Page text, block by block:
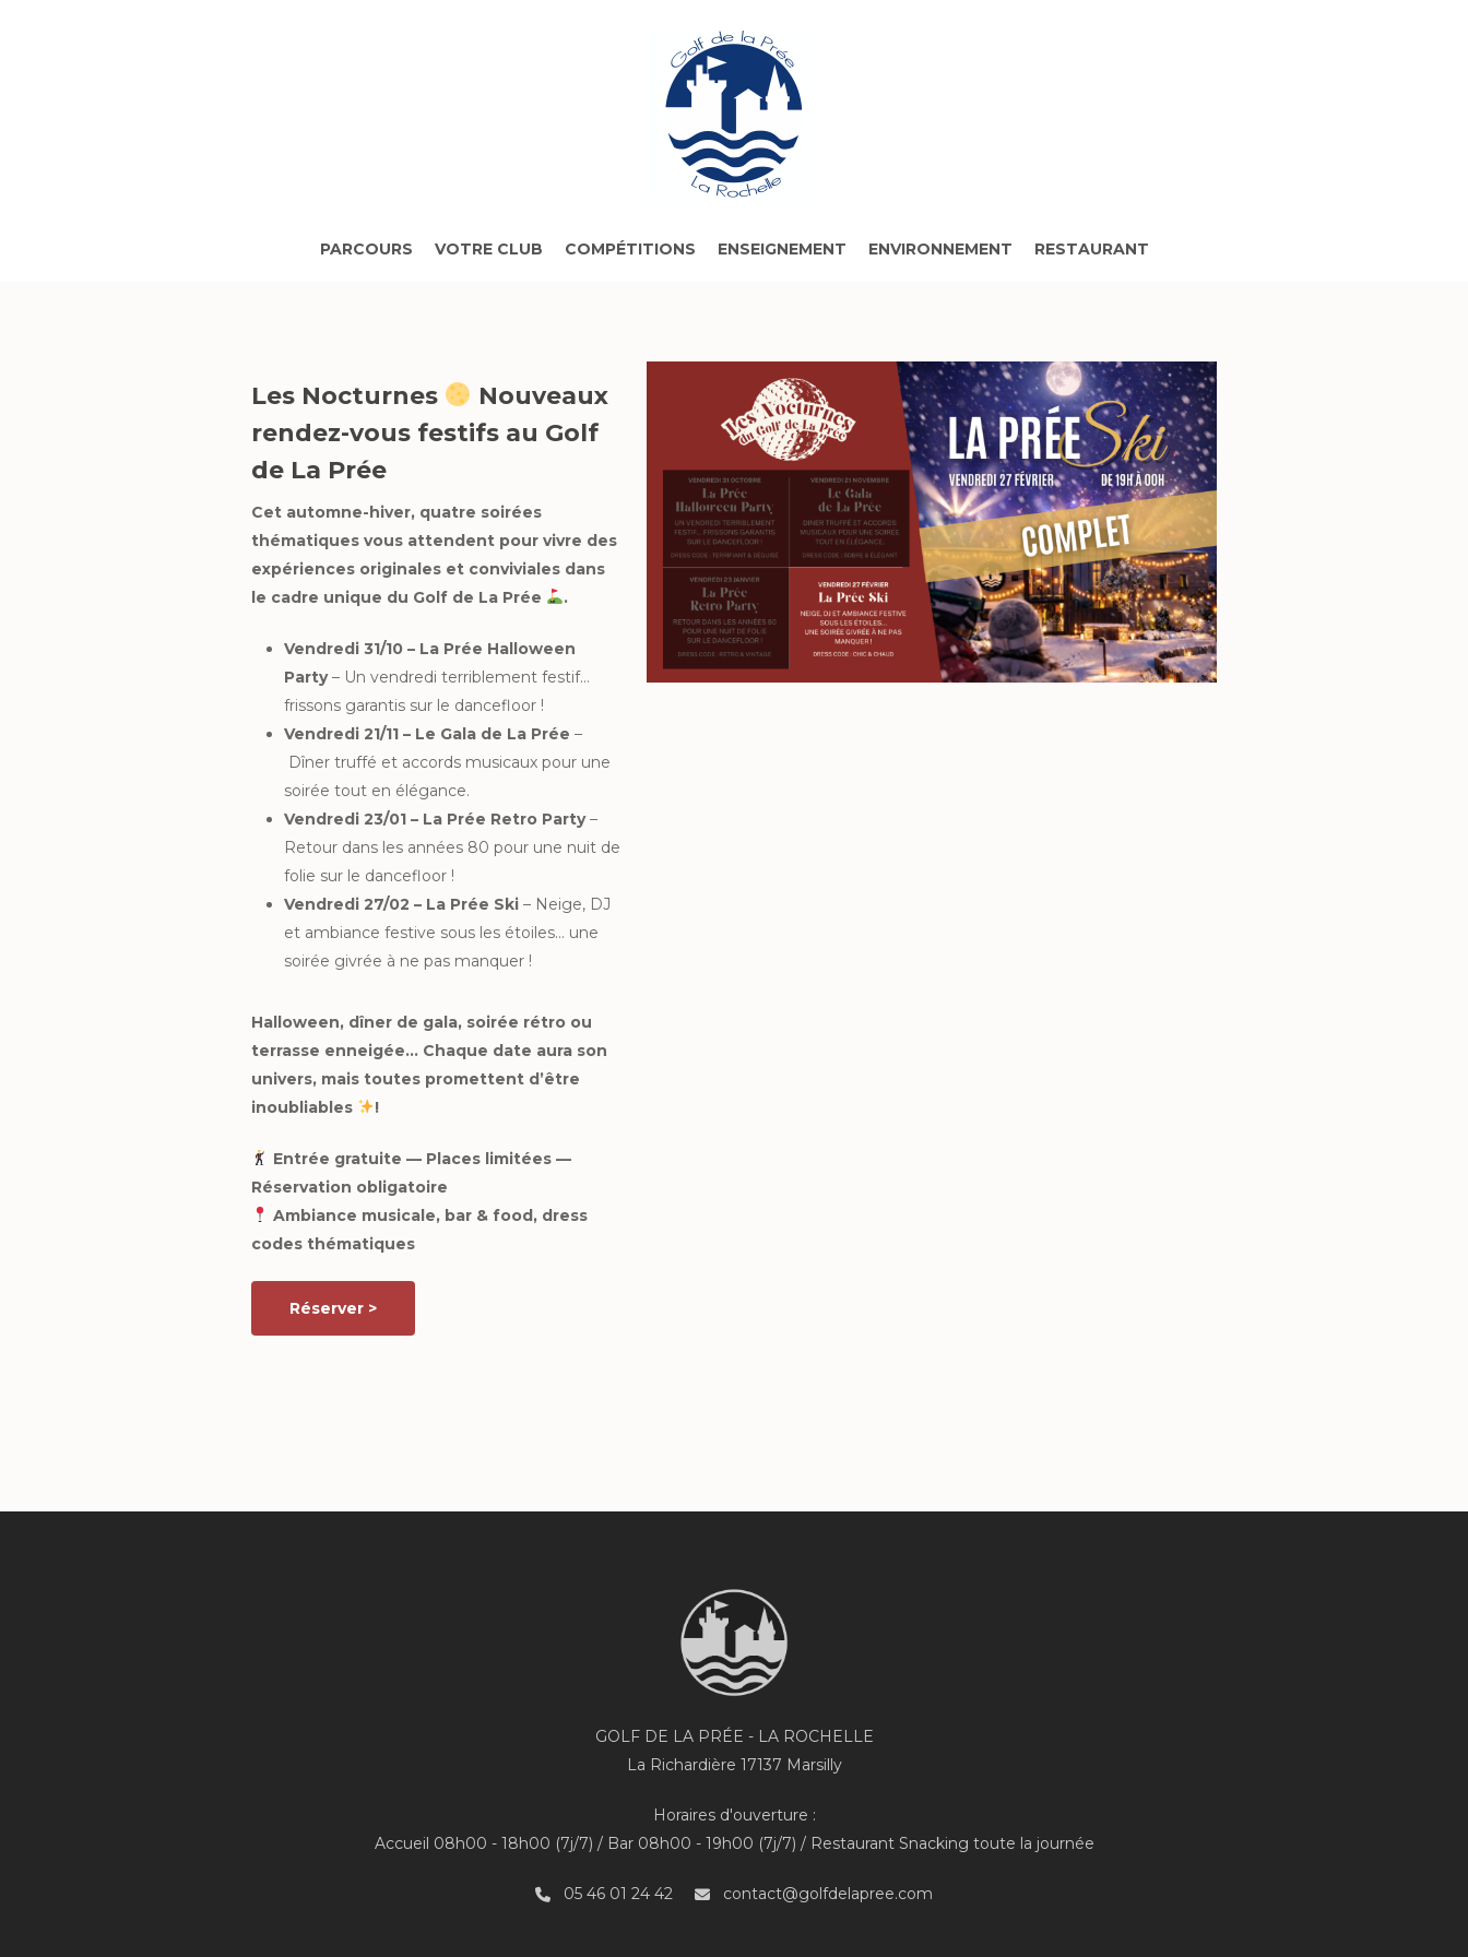
PARCOURS VOTRE CLUB COMPÉTITIONS ENSEIGNEMENT ENVIRONNEMENT RESTAURANT
Les Nocturnes
Nouveaux
rendez-vous festifs au Golf
de La Prée
Cet automne-hiver, quatre soirées
thématiques vous attendent pour vivre des
expériences originales et conviviales dans
le cadre unique du Golf de La Prée
.
Vendredi 31/10 – La Prée Halloween
Party– Un vendredi terriblement festif…
frissons garantis sur le dancefloor !
Vendredi 21/11 – Le Gala de La Prée –
Dîner truffé et accords musicaux pour une
soirée tout en élégance.
Vendredi 23/01 – La Prée Retro Party–
Retour dans les années 80 pour une nuit de
folie sur le dancefloor !
Vendredi 27/02 – La Prée Ski– Neige, DJ
et ambiance festive sous les étoiles… une
soirée givrée à ne pas manquer !
Halloween, dîner de gala, soirée rétro ou
terrasse enneigée… Chaque date aura son
univers, mais toutes promettent d’être
inoubliables
!
Entrée gratuite — Places limitées —
Réservation obligatoire
Ambiance musicale, bar & food, dress
codes thématiques
Réserver >
GOLF DE LA PRÉE - LA ROCHELLE
La Richardière 17137 Marsilly
Horaires d'ouverture :
Accueil 08h00 - 18h00 (7j/7) / Bar 08h00 - 19h00 (7j/7) / Restaurant Snacking toute la journée
05 46 01 24 42 contact@golfdelapree.com